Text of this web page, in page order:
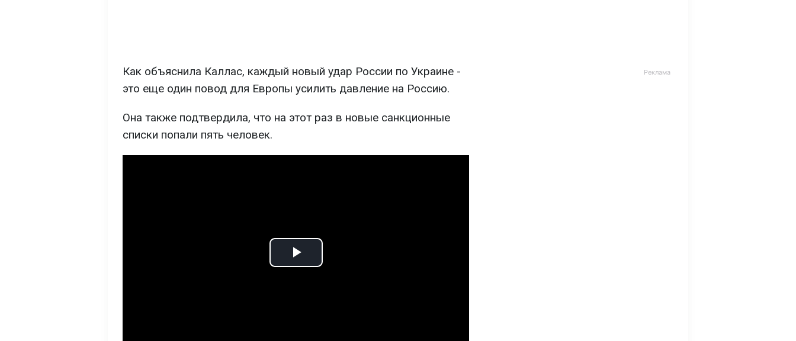
Как объяснила Каллас, каждый новый удар России по Украине -
это еще один повод для Европы усилить давление на Россию.
Она также подтвердила, что на этот раз в новые санкционные
списки попали пять человек.
Play